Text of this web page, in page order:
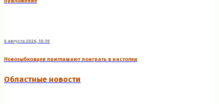
6 августа 2026, 10:19
Новозыбковцев приглашают поиграть в настолки
Областные новости